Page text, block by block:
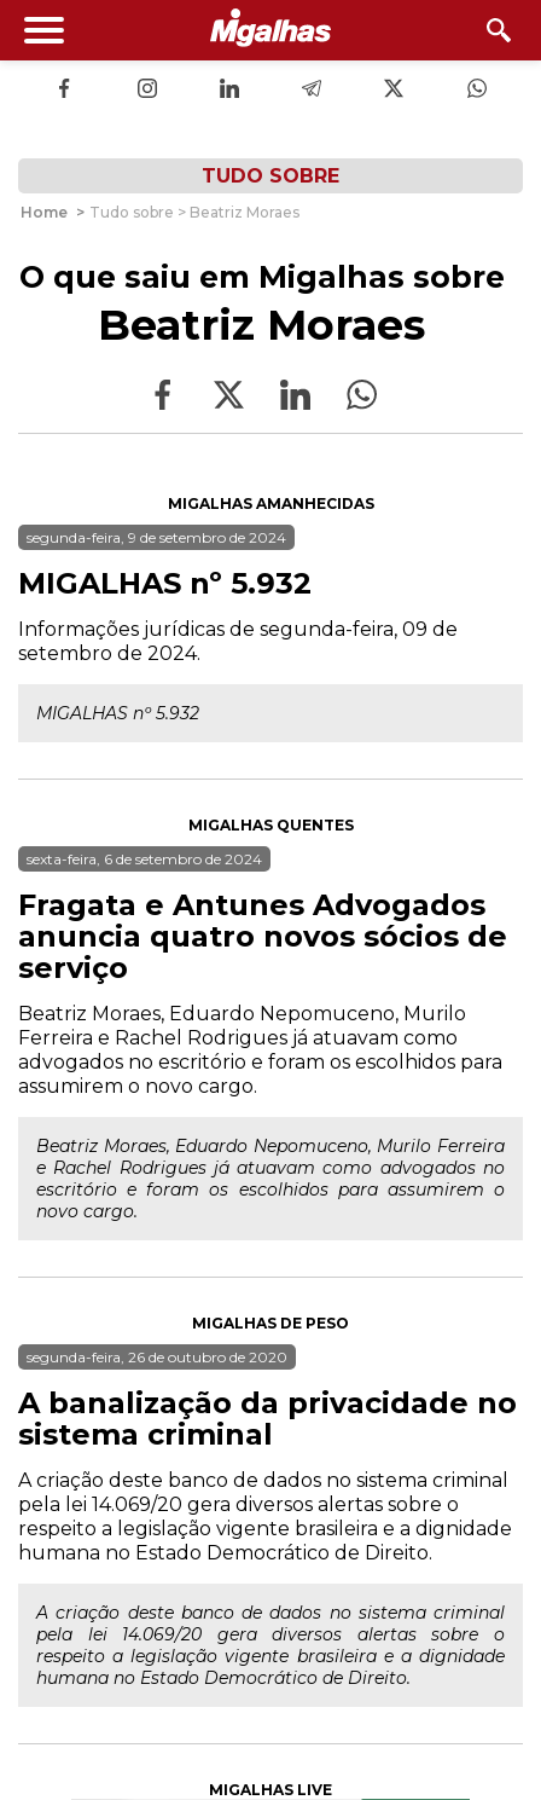
TUDO SOBRE
Home > Tudo sobre > Beatriz Moraes
O que saiu em Migalhas sobre
Beatriz Moraes
MIGALHAS AMANHECIDAS
segunda-feira, 9 de setembro de 2024
MIGALHAS nº 5.932
Informações jurídicas de segunda-feira, 09 de
setembro de 2024.
MIGALHAS nº 5.932
MIGALHAS QUENTES
sexta-feira, 6 de setembro de 2024
Fragata e Antunes Advogados
anuncia quatro novos sócios de
serviço
Beatriz Moraes, Eduardo Nepomuceno, Murilo
Ferreira e Rachel Rodrigues já atuavam como
advogados no escritório e foram os escolhidos para
assumirem o novo cargo.
Beatriz Moraes, Eduardo Nepomuceno, Murilo Ferreira
e Rachel Rodrigues já atuavam como advogados no
escritório e foram os escolhidos para assumirem o
novo cargo.
MIGALHAS DE PESO
segunda-feira, 26 de outubro de 2020
A banalização da privacidade no
sistema criminal
A criação deste banco de dados no sistema criminal
pela lei 14.069/20 gera diversos alertas sobre o
respeito a legislação vigente brasileira e a dignidade
humana no Estado Democrático de Direito.
A criação deste banco de dados no sistema criminal
pela lei 14.069/20 gera diversos alertas sobre o
respeito a legislação vigente brasileira e a dignidade
humana no Estado Democrático de Direito.
MIGALHAS LIVE